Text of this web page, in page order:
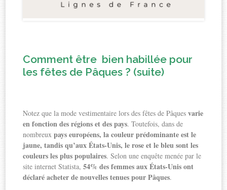
Comment être bien habillée pour
les fêtes de Pâques ? (suite)
Notez que la mode vestimentaire lors des fêtes de Pâquesvarie
en fonction des régions et des pays. Toutefois, dans de
nombreux pays européens, la couleur prédominante est le
jaune, tandis qu’aux États-Unis, le rose et le bleu sont les
couleurs les plus populaires. Selon une enquête menée par le
site internet Statista,54% des femmes aux États-Unis ont
déclaré acheter de nouvelles tenues pour Pâques.